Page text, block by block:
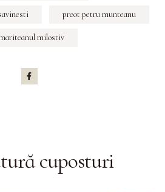
preot petru munteanu
milostiv
cuposturi